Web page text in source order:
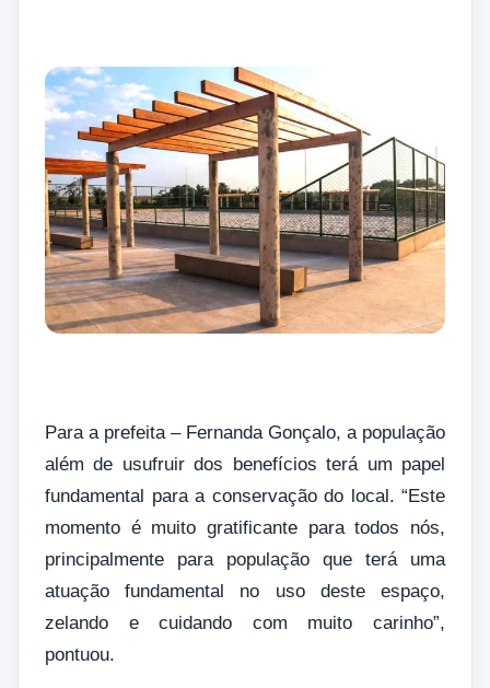
Para a prefeita – Fernanda Gonçalo, a população
além de usufruir dos benefícios terá um papel
fundamental para a conservação do local. “Este
momento é muito gratificante para todos nós,
principalmente para população que terá uma
atuação fundamental no uso deste espaço,
zelando e cuidando com muito carinho”,
pontuou.